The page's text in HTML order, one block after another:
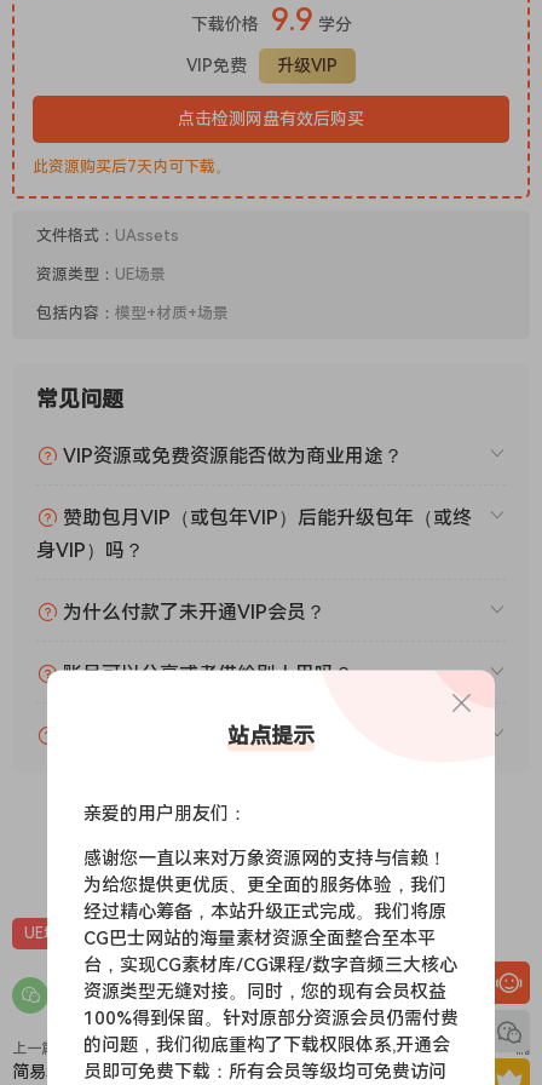
下载价格 9.9 学分
VIP免费 升级VIP
点击检测网盘有效后购买
此资源购买后7天内可下载。
文件格式： UAssets
资源类型： UE场景
包括内容： 模型+材质+场景
常见问题
VIP资源或免费资源能否做为商业用途？
赞助包月VIP（或包年VIP）后能升级包年（或终
身VIP）吗？
为什么付款了未开通VIP会员？
账号可以分享或者借给别人用吗？
VIP会员剩余时间查询？
0 0
UE场景 UE场景-风格化 UE资源
上一篇
简易城市-Simple Town
下一篇
圣诞小镇-Stylized Christmas
站点提示
亲爱的用户朋友们：
感谢您一直以来对万象资源网的支持与信赖！
为给您提供更优质、更全面的服务体验，我们
经过精心筹备，本站升级正式完成。我们将原
CG巴士网站的海量素材资源全面整合至本平
台，实现CG素材库/CG课程/数字音频三大核心
资源类型无缝对接。同时，您的现有会员权益
100%得到保留。针对原部分资源会员仍需付费
的问题，我们彻底重构了下载权限体系,开通会
员即可免费下载：所有会员等级均可免费访问